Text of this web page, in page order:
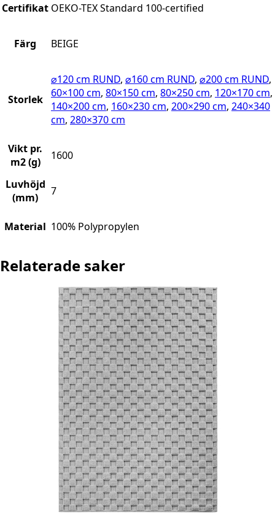
Certifikat OEKO-TEX Standard 100-certified
Färg BEIGE
Storlek
⌀120 cm RUND, ⌀160 cm RUND, ⌀200 cm RUND,
60×100 cm, 80×150 cm, 80×250 cm, 120×170 cm,
140×200 cm, 160×230 cm, 200×290 cm, 240×340
cm, 280×370 cm
Vikt pr.
m2 (g)
1600
Luvhöjd
(mm)
7
Material 100% Polypropylen
Relaterade saker